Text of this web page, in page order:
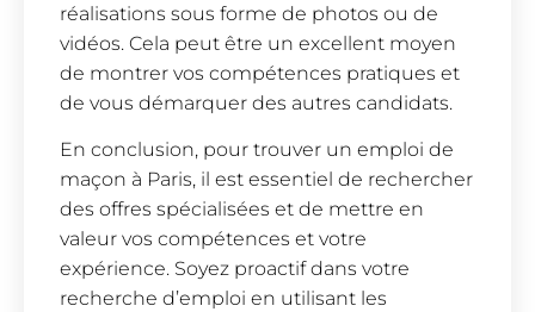
réalisations sous forme de photos ou de
vidéos. Cela peut être un excellent moyen
de montrer vos compétences pratiques et
de vous démarquer des autres candidats.
En conclusion, pour trouver un emploi de
maçon à Paris, il est essentiel de rechercher
des offres spécialisées et de mettre en
valeur vos compétences et votre
expérience. Soyez proactif dans votre
recherche d’emploi en utilisant les